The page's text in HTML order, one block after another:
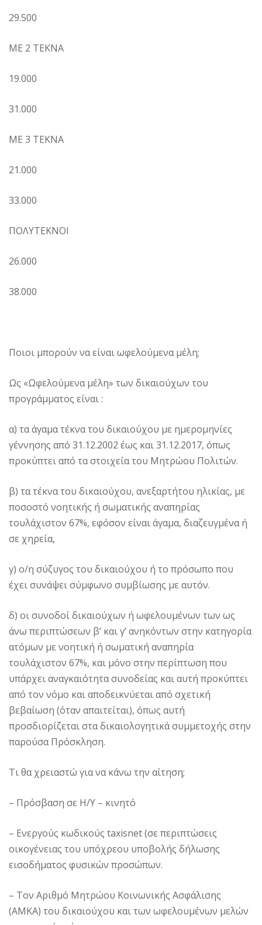
29.500
ΜΕ 2 ΤΕΚΝΑ
19.000
31.000
ΜΕ 3 ΤΕΚΝΑ
21.000
33.000
ΠΟΛΥΤΕΚΝΟΙ
26.000
38.000
Ποιοι μπορούν να είναι ωφελούμενα μέλη;
Ως «Ωφελούμενα μέλη» των δικαιούχων του
προγράμματος είναι :
α) τα άγαμα τέκνα του δικαιούχου με ημερομηνίες
γέννησης από 31.12.2002 έως και 31.12.2017, όπως
προκύπτει από τα στοιχεία του Μητρώου Πολιτών.
β) τα τέκνα του δικαιούχου, ανεξαρτήτου ηλικίας, με
ποσοστό νοητικής ή σωματικής αναπηρίας
τουλάχιστον 67%, εφόσον είναι άγαμα, διαζευγμένα ή
σε χηρεία,
γ) ο/η σύζυγος του δικαιούχου ή το πρόσωπο που
έχει συνάψει σύμφωνο συμβίωσης με αυτόν.
δ) οι συνοδοί δικαιούχων ή ωφελουμένων των ως
άνω περιπτώσεων β’ και γ’ ανηκόντων στην κατηγορία
ατόμων με νοητική ή σωματική αναπηρία
τουλάχιστον 67%, και μόνο στην περίπτωση που
υπάρχει αναγκαιότητα συνοδείας και αυτή προκύπτει
από τον νόμο και αποδεικνύεται από σχετική
βεβαίωση (όταν απαιτείται), όπως αυτή
προσδιορίζεται στα δικαιολογητικά συμμετοχής στην
παρούσα Πρόσκληση.
Τι θα χρειαστώ για να κάνω την αίτηση;
– Πρόσβαση σε Η/Υ – κινητό
– Ενεργούς κωδικούς taxisnet (σε περιπτώσεις
οικογένειας του υπόχρεου υποβολής δήλωσης
εισοδήματος φυσικών προσώπων.
– Τον Αριθμό Μητρώου Κοινωνικής Ασφάλισης
(ΑΜΚΑ) του δικαιούχου και των ωφελουμένων μελών